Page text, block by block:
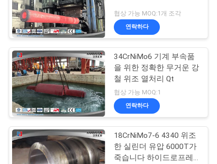
장
여
행
품
질
관
리
협상 가능 MOQ:1개 조각
연락하다
34CrNiMo6 기계 부속품
을 위한 정확한 무거운 강
철 위조 열처리 Qt
협상 가능 MOQ:1
연락하다
18CrNiMo7-6 4340 위조
한 실린더 유압 6000T가
죽습니다 하이드로프레